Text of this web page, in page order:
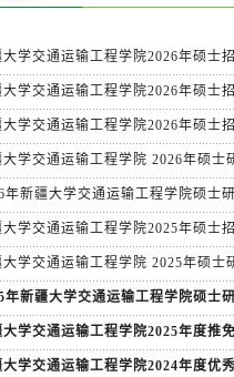
大学交通运输工程学院2026年硕士
大学交通运输工程学院2026年硕士
大学交通运输工程学院2026年硕士
大学交通运输工程学院 2026年硕士
年新疆大学交通运输工程学院硕士
大学交通运输工程学院2025年硕士
大学交通运输工程学院 2025年硕士
年新疆大学交通运输工程学院硕士
大学交通运输工程学院2025年度推
大学交通运输工程学院2024年度优